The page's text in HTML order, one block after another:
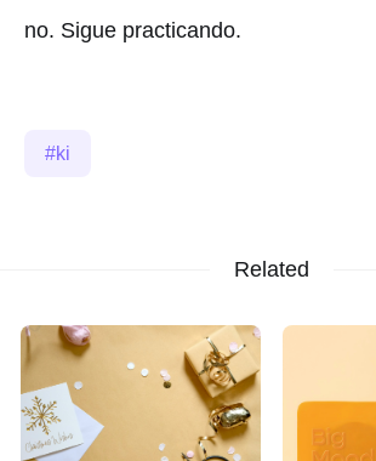
no. Sigue practicando.
ki
Related